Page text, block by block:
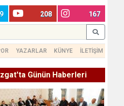
208 167
YAZARLAR KÜNYE İLETİŞİM
Günün Haberleri